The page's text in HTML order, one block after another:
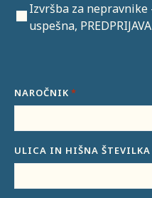
Izvršba za nepravnike
uspešna, PREDPRIJAVA
NAROČNIK *
ULICA IN HIŠNA ŠTEVILKA